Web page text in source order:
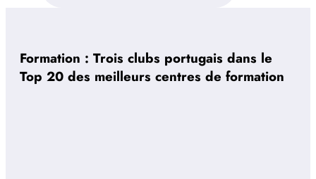
Formation : Trois clubs portugais dans le
Top 20 des meilleurs centres de formation